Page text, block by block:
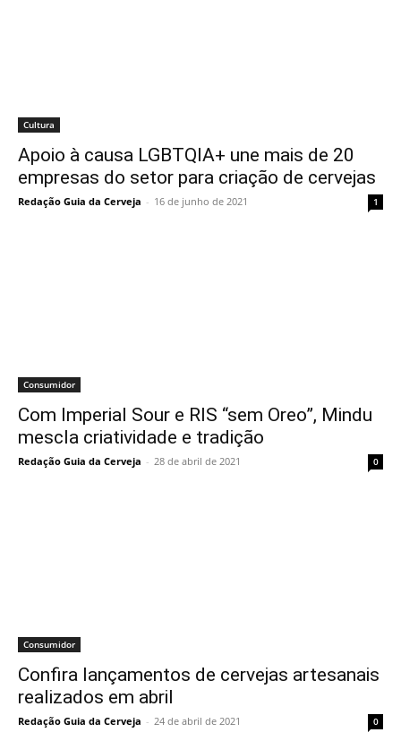
Cultura
Apoio à causa LGBTQIA+ une mais de 20
empresas do setor para criação de cervejas
Redação Guia da Cerveja - 16 de junho de 2021 1
Consumidor
Com Imperial Sour e RIS “sem Oreo”, Mindu
mescla criatividade e tradição
Redação Guia da Cerveja - 28 de abril de 2021 0
Consumidor
Confira lançamentos de cervejas artesanais
realizados em abril
Redação Guia da Cerveja - 24 de abril de 2021 0